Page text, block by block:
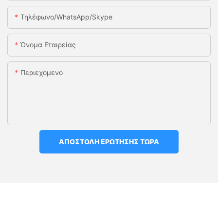
Τηλέφωνο/WhatsApp/Skype
Όνομα Εταιρείας
Περιεχόμενο
ΑΠΟΣΤΟΛΉ ΕΡΏΤΗΣΗΣ ΤΏΡΑ